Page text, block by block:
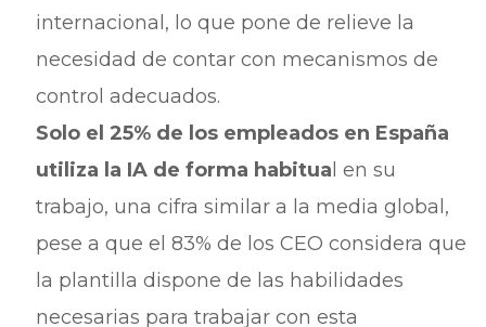
internacional, lo que pone de relieve la
necesidad de contar con mecanismos de
control adecuados.
Solo el 25% de los empleados en España
utiliza la IA de forma habitua l en su
trabajo, una cifra similar a la media global,
pese a que el 83% de los CEO considera que
la plantilla dispone de las habilidades
necesarias para trabajar con esta